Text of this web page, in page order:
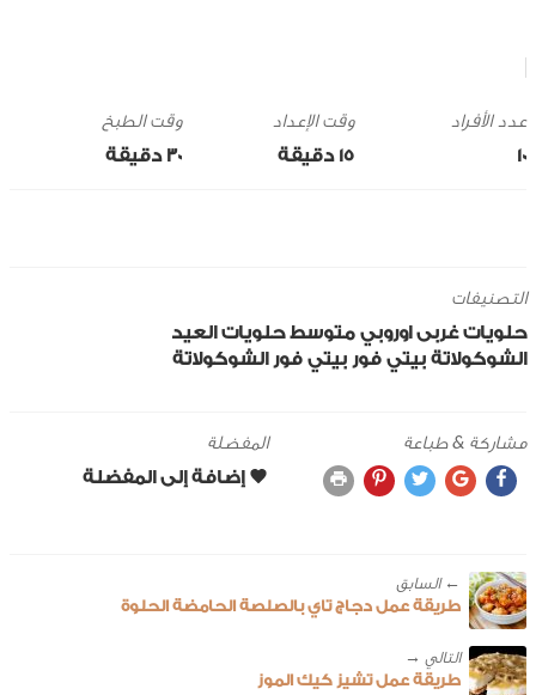
10
وقت الإعداد
15 ‎دقيقة
وقت الطبخ
30 ‎دقيقة
التصنيفات
حلويات غربى اوروبي متوسط حلويات العيد
الشوكولاتة بيتي فور بيتي فور الشوكولاتة
مشاركة & طباعة المفضلة
← ‎السابق
طريقة عمل دجاج تاي بالصلصة الحامضة الحلوة
طريقة عمل تشيز كيك الموز